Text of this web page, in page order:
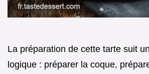
La préparation de cette tarte suit
logique : préparer la coque,